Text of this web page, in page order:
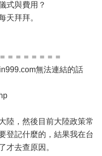
式與費用？
天拜拜。
＝＝＝＝＝＝＝
無法連結的話
陸，然後目前大陸政策常
登記什麼的，結果我在台
才去查原因。